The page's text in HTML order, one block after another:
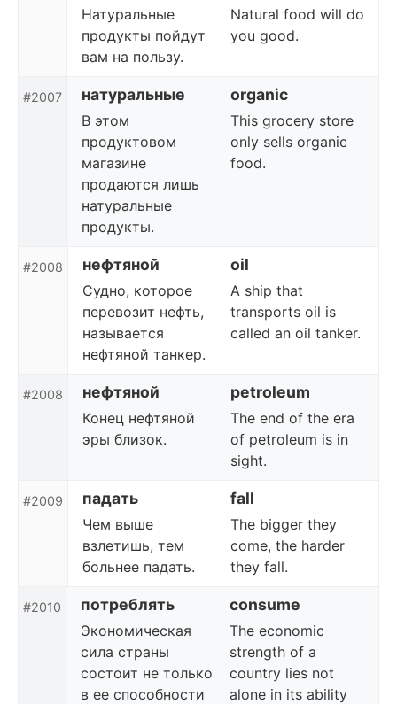
Натуральные
продукты пойдут
вам на пользу.
Natural food will do
you good.
#2007 натуральные organic
В этом
продуктовом
магазине
продаются лишь
натуральные
продукты.
This grocery store
only sells organic
food.
#2008 нефтяной oil
Судно, которое
перевозит нефть,
называется
нефтяной танкер.
A ship that
transports oil is
called an oil tanker.
#2008 нефтяной petroleum
Конец нефтяной
эры близок.
The end of the era
of petroleum is in
sight.
#2009 падать fall
Чем выше
взлетишь, тем
больнее падать.
The bigger they
come, the harder
they fall.
#2010 потреблять consume
Экономическая
сила страны
состоит не только
в ее способности
The economic
strength of a
country lies not
alone in its ability